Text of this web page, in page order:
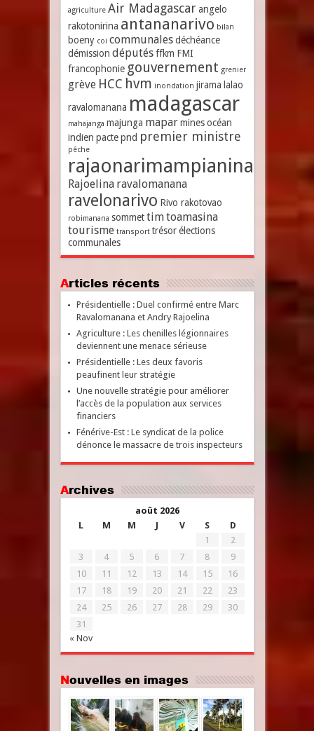
agriculture Air Madagascar angelo
rakotonirina antananarivo bilan
boeny coi communales déchéance
démission députés ffkm FMI
francophonie gouvernement grenier
grève HCC hvm inondation jirama lalao
ravalomanana madagascar
mahajanga majunga mapar mines océan
indien pacte pnd premier ministre
pêche
rajaonarimampianina
Rajoelina ravalomanana
ravelonarivo Rivo rakotovao
robimanana sommet timtoamasina
tourisme transport trésor élections
communales
Articles récents
Présidentielle : Duel confirmé entre Marc
Ravalomanana et Andry Rajoelina
Agriculture : Les chenilles légionnaires
deviennent une menace sérieuse
Présidentielle : Les deux favoris
peaufinent leur stratégie
Une nouvelle stratégie pour améliorer
l’accès de la population aux services
financiers
Fénérive-Est : Le syndicat de la police
dénonce le massacre de trois inspecteurs
Archives
août 2026
L
M M J V S D
« Nov
1
2
3
4 5 6 7 8
9
10
11 12 13 14 15
16
17
18 19 20 21 22
23
24
25 26 27 28 29
30
31
Nouvelles en images